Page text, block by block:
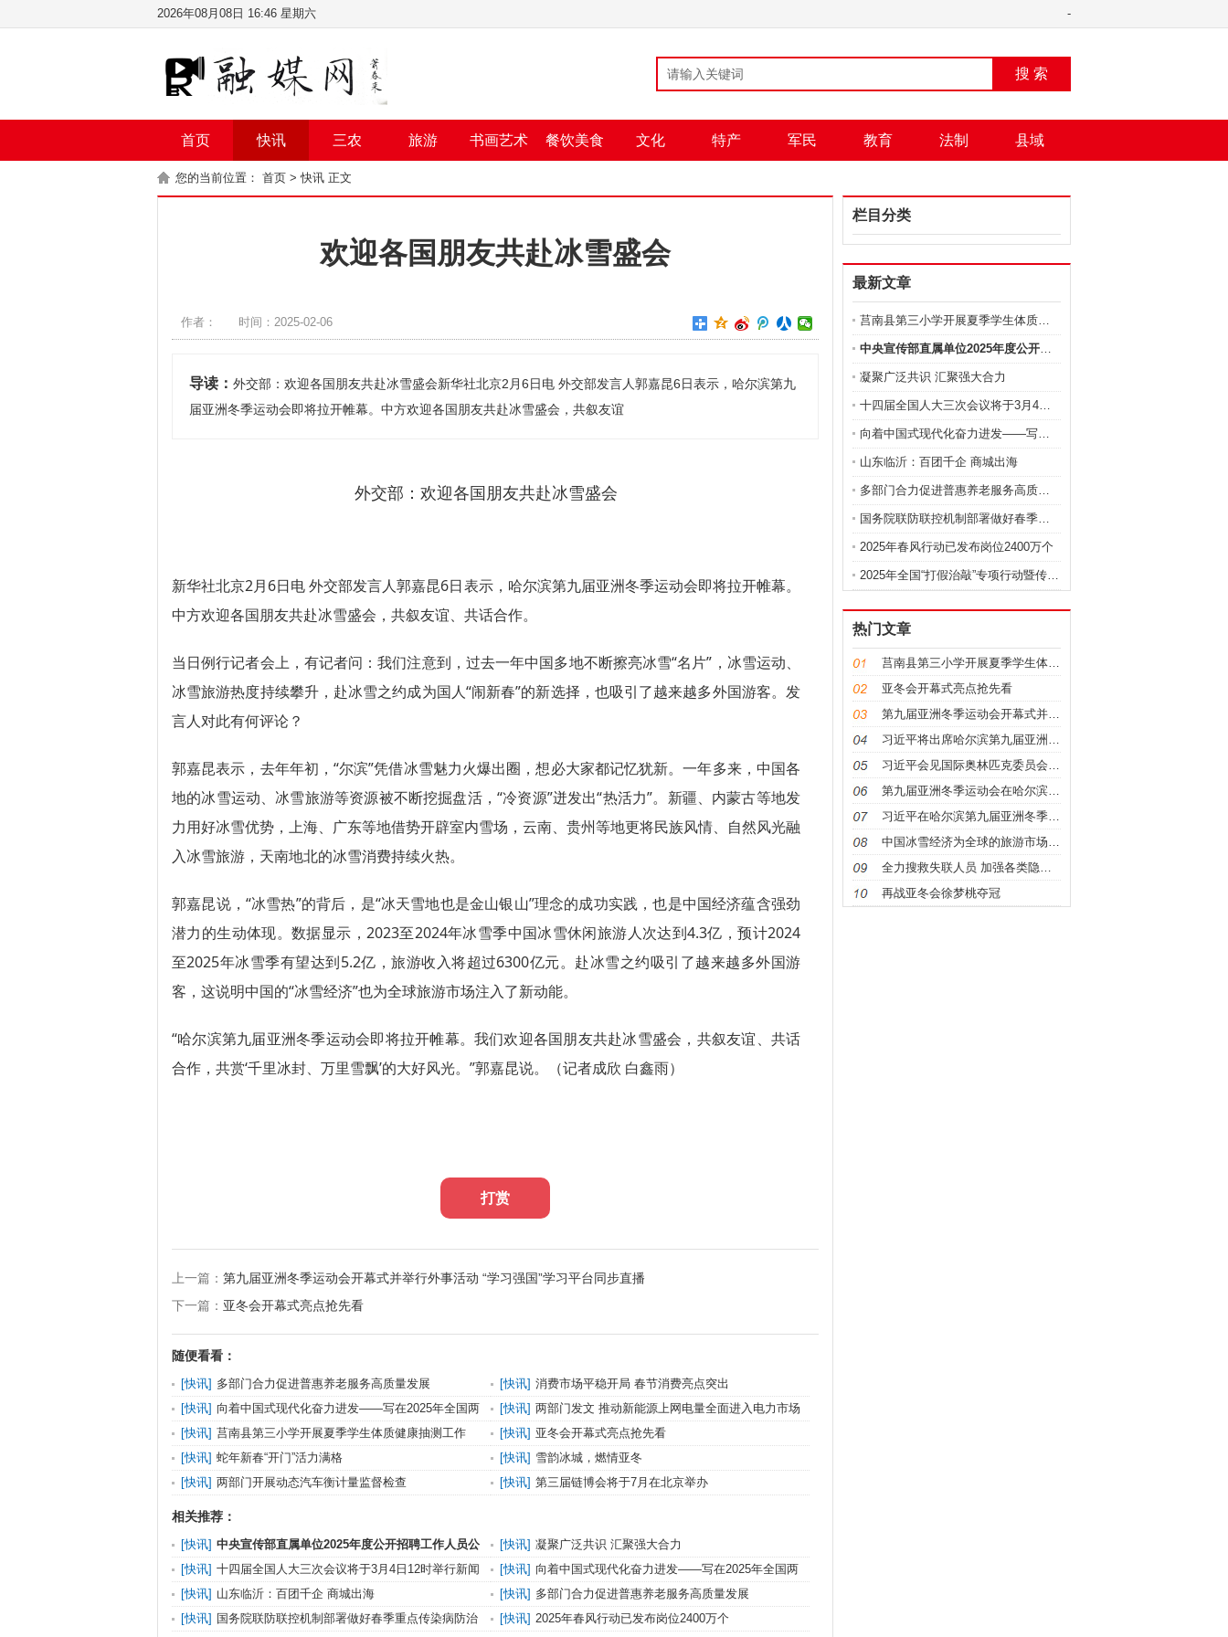
-
2026年08月08日 16:46 星期六
搜 索
首页 快讯 三农 旅游 书画艺术 餐饮美食 文化 特产 军民 教育 法制 县域
您的当前位置： 首页 >快讯 正文
欢迎各国朋友共赴冰雪盛会
作者： 时间：2025-02-06
导读： 外交部：欢迎各国朋友共赴冰雪盛会新华社北京2月6日电 外交部发言人郭嘉昆6日表示，哈尔滨第九
届亚洲冬季运动会即将拉开帷幕。中方欢迎各国朋友共赴冰雪盛会，共叙友谊
外交部：欢迎各国朋友共赴冰雪盛会
新华社北京2月6日电 外交部发言人郭嘉昆6日表示，哈尔滨第九届亚洲冬季运动会即将拉开帷幕。
中方欢迎各国朋友共赴冰雪盛会，共叙友谊、共话合作。
当日例行记者会上，有记者问：我们注意到，过去一年中国多地不断擦亮冰雪“名片”，冰雪运动、
冰雪旅游热度持续攀升，赴冰雪之约成为国人“闹新春”的新选择，也吸引了越来越多外国游客。发
言人对此有何评论？
郭嘉昆表示，去年年初，“尔滨”凭借冰雪魅力火爆出圈，想必大家都记忆犹新。一年多来，中国各
地的冰雪运动、冰雪旅游等资源被不断挖掘盘活，“冷资源”迸发出“热活力”。新疆、内蒙古等地发
力用好冰雪优势，上海、广东等地借势开辟室内雪场，云南、贵州等地更将民族风情、自然风光融
入冰雪旅游，天南地北的冰雪消费持续火热。
郭嘉昆说，“冰雪热”的背后，是“冰天雪地也是金山银山”理念的成功实践，也是中国经济蕴含强劲
潜力的生动体现。数据显示，2023至2024年冰雪季中国冰雪休闲旅游人次达到4.3亿，预计2024
至2025年冰雪季有望达到5.2亿，旅游收入将超过6300亿元。赴冰雪之约吸引了越来越多外国游
客，这说明中国的“冰雪经济”也为全球旅游市场注入了新动能。
“哈尔滨第九届亚洲冬季运动会即将拉开帷幕。我们欢迎各国朋友共赴冰雪盛会，共叙友谊、共话
合作，共赏‘千里冰封、万里雪飘’的大好风光。”郭嘉昆说。（记者成欣 白鑫雨）
打赏
上一篇： 第九届亚洲冬季运动会开幕式并举行外事活动 “学习强国”学习平台同步直播
下一篇： 亚冬会开幕式亮点抢先看
随便看看：
[快讯] 多部门合力促进普惠养老服务高质量发展 [快讯] ​消费市场平稳开局 春节消费亮点突出
[快讯] 向着中国式现代化奋力进发——写在2025年全国两
会召开之际
[快讯] 两部门发文 推动新能源上网电量全面进入电力市场
[快讯] 莒南县第三小学开展夏季学生体质健康抽测工作 [快讯] 亚冬会开幕式亮点抢先看
[快讯] ​蛇年新春“开门”活力满格 [快讯] 雪韵冰城，燃情亚冬
[快讯] 两部门开展动态汽车衡计量监督检查 [快讯] 第三届链博会将于7月在北京举办
相关推荐：
[快讯] 中央宣传部直属单位2025年度公开招聘工作人员公
告
[快讯] 凝聚广泛共识 汇聚强大合力
[快讯] 十四届全国人大三次会议将于3月4日12时举行新闻
发布会 “学
[快讯] 向着中国式现代化奋力进发——写在2025年全国两
会召开之际
[快讯] 山东临沂：百团千企 商城出海 [快讯] 多部门合力促进普惠养老服务高质量发展
[快讯] 国务院联防联控机制部署做好春季重点传染病防治
[快讯] 2025年春风行动已发布岗位2400万个
栏目分类
最新文章
莒南县第三小学开展夏季学生体质健康抽测工作
中央宣传部直属单位2025年度公开招聘工作人员公告
凝聚广泛共识 汇聚强大合力
十四届全国人大三次会议将于3月4日12时举行新闻发
向着中国式现代化奋力进发——写在2025年全国两会
山东临沂：百团千企 商城出海
多部门合力促进普惠养老服务高质量发展
国务院联防联控机制部署做好春季重点传染病防治工作
2025年春风行动已发布岗位2400万个
2025年全国“打假治敲”专项行动暨传媒监管电视电
热门文章
莒南县第三小学开展夏季学生体质健康抽测工作
亚冬会开幕式亮点抢先看
第九届亚洲冬季运动会开幕式并举行外事活动 “学习强
习近平将出席哈尔滨第九届亚洲冬季运动会开幕式
习近平会见国际奥林匹克委员会主席巴赫
第九届亚洲冬季运动会在哈尔滨隆重开幕
习近平在哈尔滨第九届亚洲冬季运动会开幕式欢迎宴会上
中国冰雪经济为全球的旅游市场注入了新动能
全力搜救失联人员 加强各类隐患排查
再战亚冬会徐梦桃夺冠